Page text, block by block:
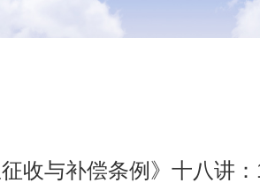
收与补偿条例》十八讲